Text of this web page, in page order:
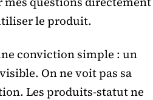
le produit.
conviction simple : un
On ne voit pas sa
Les produits-statut ne